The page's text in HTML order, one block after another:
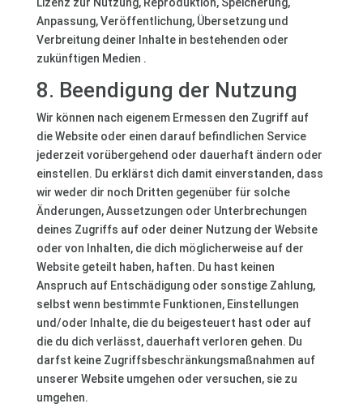
Anpassung, Veröffentlichung, Übersetzung und
Verbreitung deiner Inhalte in bestehenden oder
zukünftigen Medien .
8. Beendigung der Nutzung
Wir können nach eigenem Ermessen den Zugriff auf
die Website oder einen darauf befindlichen Service
jederzeit vorübergehend oder dauerhaft ändern oder
einstellen. Du erklärst dich damit einverstanden, dass
wir weder dir noch Dritten gegenüber für solche
Änderungen, Aussetzungen oder Unterbrechungen
deines Zugriffs auf oder deiner Nutzung der Website
oder von Inhalten, die dich möglicherweise auf der
Website geteilt haben, haften. Du hast keinen
Anspruch auf Entschädigung oder sonstige Zahlung,
selbst wenn bestimmte Funktionen, Einstellungen
und/oder Inhalte, die du beigesteuert hast oder auf
die du dich verlässt, dauerhaft verloren gehen. Du
darfst keine Zugriffsbeschränkungsmaßnahmen auf
unserer Website umgehen oder versuchen, sie zu
umgehen.